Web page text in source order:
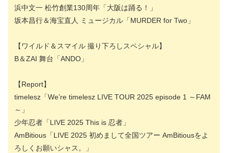
浜中文一 松竹創業130周年「大阪は踊る！」
坂本昌行＆海宝直人 ミュージカル「MURDER for Two」
【ワイルド＆スマイル 撮り下ろしスペシャル】
B＆ZAI 舞台「ANDO」
【Report】
timelesz「We’re timelesz LIVE TOUR 2025 episode 1 ～FAM
～」
少年忍者「LIVE 2025 This is 忍者」
AmBitious「LIVE 2025 初めまして全国ツアー AmBitiousをよ
ろしくお願いシャス。」